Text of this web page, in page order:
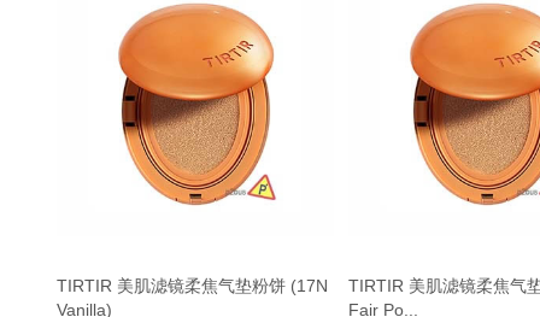
TIRTIR 美肌滤镜柔焦气垫粉饼 (17N
Vanilla)
TIRTIR 美肌滤镜柔焦气
Fair Po...